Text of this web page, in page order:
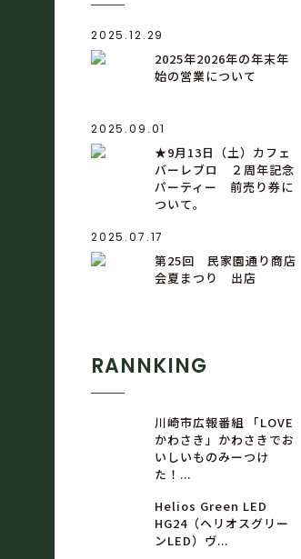
2025.12.29
2025年2026年の年末年
始の営業について
2025.09.01
★9月13日（土）カフェ
バーレブロ ２周年記念
パーティー 前売り券に
ついて。
2025.07.17
第25回 民家園通り商店
会夏まつり 出店
RANNKING
川崎市広報番組 「LOVE
かわさき」かわさきでお
いしいものみーつけ
た！...
Helios Green LED
HG24（ヘリオスグリー
ンLED）ヴ...